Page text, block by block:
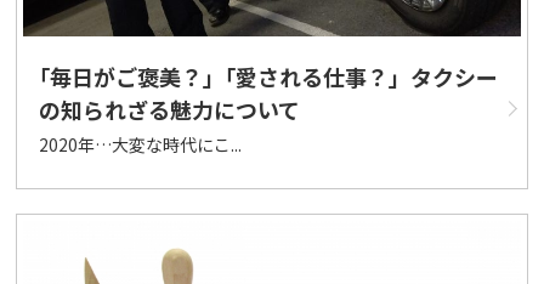
｢毎日がご褒美？｣「愛される仕事？」タクシー
の知られざる魅力について
2020年…大変な時代にこ...